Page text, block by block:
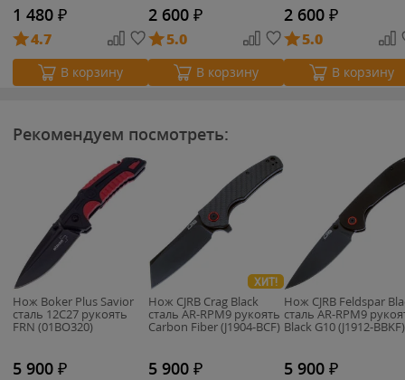
1 480 ₽
4.7
В корзину
2 600 ₽
5.0
В корзину
2 600 ₽
5.0
В корзину
Рекомендуем посмотреть:
Нож Boker Plus Savior
сталь 12С27 рукоять
FRN (01BO320)
5 900 ₽
ХИТ!
Нож CJRB Crag Black
сталь AR-RPM9 рукоять
Carbon Fiber (J1904-BCF)
5 900 ₽
Нож CJRB Feldspar
сталь AR-RPM9
Black G10 (J1912-BBKF)
5 900 ₽